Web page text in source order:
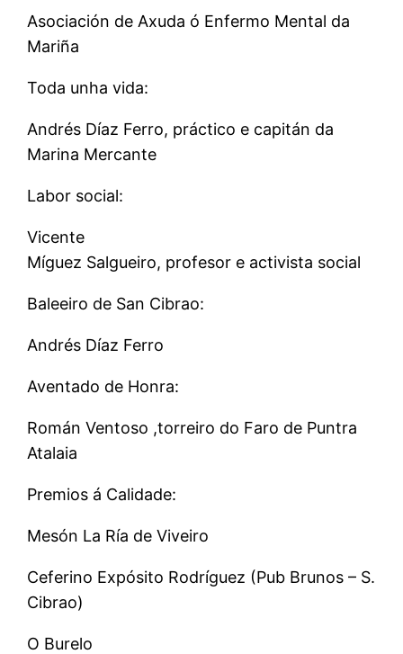
Asociación de Axuda ó Enfermo Mental da
Mariña
Toda unha vida:
Andrés Díaz Ferro, práctico e capitán da
Marina Mercante
Labor social:
Vicente
Míguez Salgueiro, profesor e activista social
Baleeiro de San Cibrao:
Andrés Díaz Ferro
Aventado de Honra:
Román Ventoso ,torreiro do Faro de Puntra
Atalaia
Premios á Calidade:
Mesón La Ría de Viveiro
Ceferino Expósito Rodríguez (Pub Brunos – S.
Cibrao)
O Burelo